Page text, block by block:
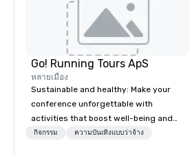
Go! Running Tours ApS
หลายเมือง
Sustainable and healthy: Make your
conference unforgettable with
activities that boost well-being and
lower carbon footprints. Explore the
กิจกรรม ความบันเทิงแบบว่าจ้าง